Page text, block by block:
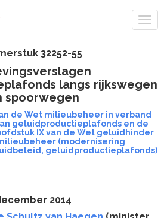
32252-55
langs rijkswegen
spoorwegen
de Wet milieubeheer in verband
geluidproductieplafonds en de
IX van de Wet geluidhinder
(modernisering
geluidproductieplafonds)
2014